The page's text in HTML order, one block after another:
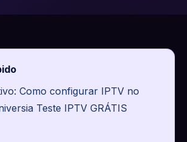
Como configurar IPTV no
Teste IPTV GRÁTIS